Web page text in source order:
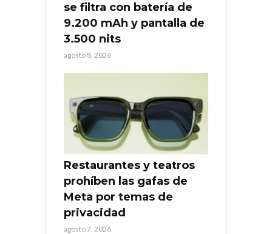
se filtra con batería de
9.200 mAh y pantalla de
3.500 nits
agosto 8, 2026
Restaurantes y teatros
prohíben las gafas de
Meta por temas de
privacidad
agosto 7, 2026